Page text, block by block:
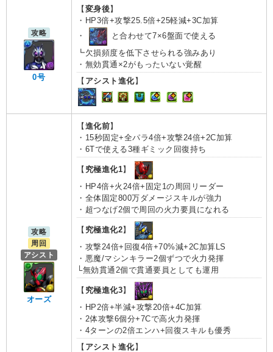
攻略
0号
【 変身後】
・HP3倍+攻撃25.5倍+25軽減+3C加算
・
と合わせて7×6盤面で使える
┗欠損頻度を低下させられる強みあり
・無効貫通×2がもったいない覚醒
【 アシスト進化】
攻略
周回
アシスト
オーズ
【 進化前】
・15秒固定+全パラ4倍+攻撃24倍+2C加算
・6Tで使える3種ギミック回復持ち
【 究極進化1】
・HP4倍+火24倍+固定1の周回リーダー
・全体固定800万ダメージスキルが強力
・超つなげ2個で周回の火力要員になれる
【 究極進化2】
・攻撃24倍+回復4倍+70%減+2C加算LS
・悪魔/マシンキラー2個ずつで火力発揮
└無効貫通2個で貫通要員としても運用
【 究極進化3】
・HP2倍+半減+攻撃20倍+4C加算
・2体攻撃6個分+7Cで高火力発揮
・4ターンの2倍エンハ+回復スキルも優秀
【 アシスト進化】